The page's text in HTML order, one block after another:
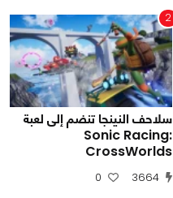
2
سلاحف النينجا تنضم إلى لعبة
Sonic Racing:
CrossWorlds
3664
0